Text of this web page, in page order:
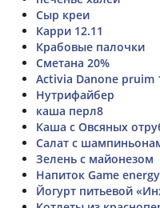
Сыр креи
Карри 12.11
Крабовые палочки
Сметана 20%
Activia Danone pruim
Нутрифайбер
каша перл8
Каша с Овсяных
Салат с
Зелень с майонезом
Напиток Game
Йогурт питьевой